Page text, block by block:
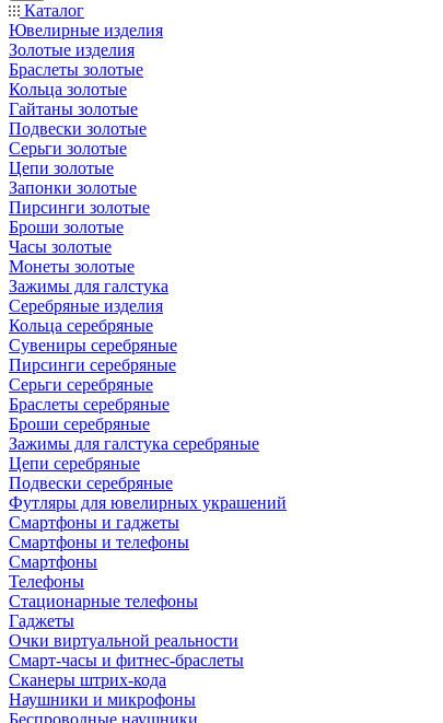
Каталог
Ювелирные изделия
Золотые изделия
Браслеты золотые
Кольца золотые
Гайтаны золотые
Подвески золотые
Серьги золотые
Цепи золотые
Запонки золотые
Пирсинги золотые
Броши золотые
Часы золотые
Монеты золотые
Зажимы для галстука
Серебряные изделия
Кольца серебряные
Сувениры серебряные
Пирсинги серебряные
Серьги серебряные
Браслеты серебряные
Броши серебряные
Зажимы для галстука серебряные
Цепи серебряные
Подвески серебряные
Футляры для ювелирных украшений
Смартфоны и гаджеты
Смартфоны и телефоны
Смартфоны
Телефоны
Стационарные телефоны
Гаджеты
Очки виртуальной реальности
Смарт-часы и фитнес-браслеты
Сканеры штрих-кода
Наушники и микрофоны
Беспроводные наушники